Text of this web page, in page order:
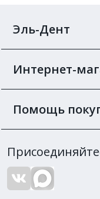
Эль-Дент
Интернет-
Помощь